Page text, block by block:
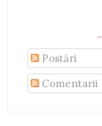
Postări
Comentarii